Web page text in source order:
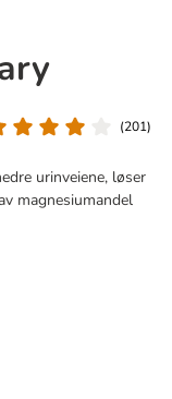
(201)
urinveiene, løser
magnesiumandel